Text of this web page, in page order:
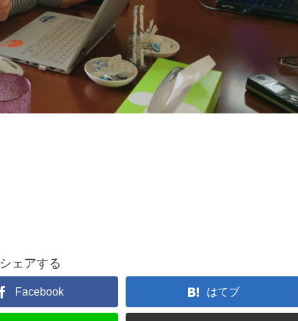
シェアする
Facebook はてブ